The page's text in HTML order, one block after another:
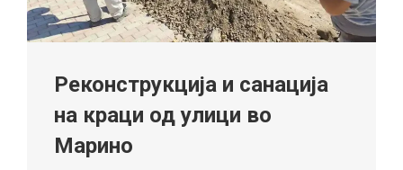
Реконструкција и санација
на краци од улици во
Марино